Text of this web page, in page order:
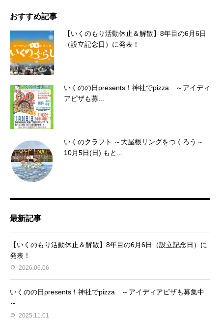
おすすめ記事
【いくのもり活動休止＆解散】8年目の6月6日
（設立記念日）に発表！
いくのの日presents！神社でpizza ～アイディ
アピザも募...
いくのクラフト ～大屋根リングをつくろう～
10月5日(日) もと...
最新記事
【いくのもり活動休止＆解散】8年目の6月6日（設立記念日）に
発表！
2026.06.06
いくのの日presents！神社でpizza ～アイディアピザも募集中
～
2025.11.01